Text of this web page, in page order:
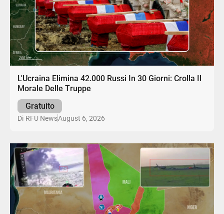
L'Ucraina Elimina 42.000 Russi In 30 Giorni: Crolla Il
Morale Delle Truppe
Gratuito
Di RFU NewsAugust 6, 2026